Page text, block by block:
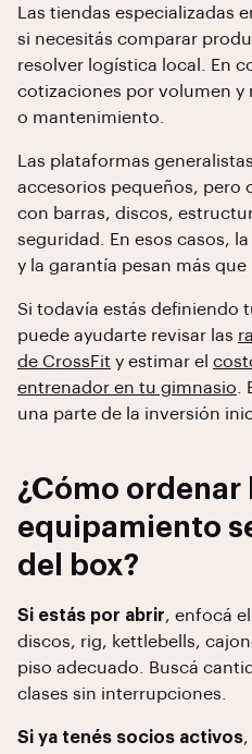
Las tiendas especializadas
si necesitás comparar
resolver logística local. En
cotizaciones por volumen y
o mantenimiento.
Las plataformas
accesorios pequeños, pero
con barras, discos,
seguridad. En esos casos,
y la garantía pesan más
Si todavía estás definiendo
puede ayudarte revisar las
de CrossFit y estimar el
entrenador en tu gimnasio
una parte de la inversión
¿Cómo ordenar
equipamiento
del box?
Si estás por abrir, enfocá
discos, rig, kettlebells,
piso adecuado. Buscá
clases sin interrupciones.
Si ya tenés socios activos,